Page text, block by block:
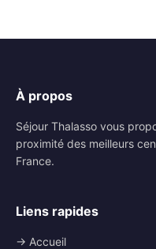
À propos
Séjour Thalasso vous
proximité des meilleurs
France.
Liens rapides
→ Accueil